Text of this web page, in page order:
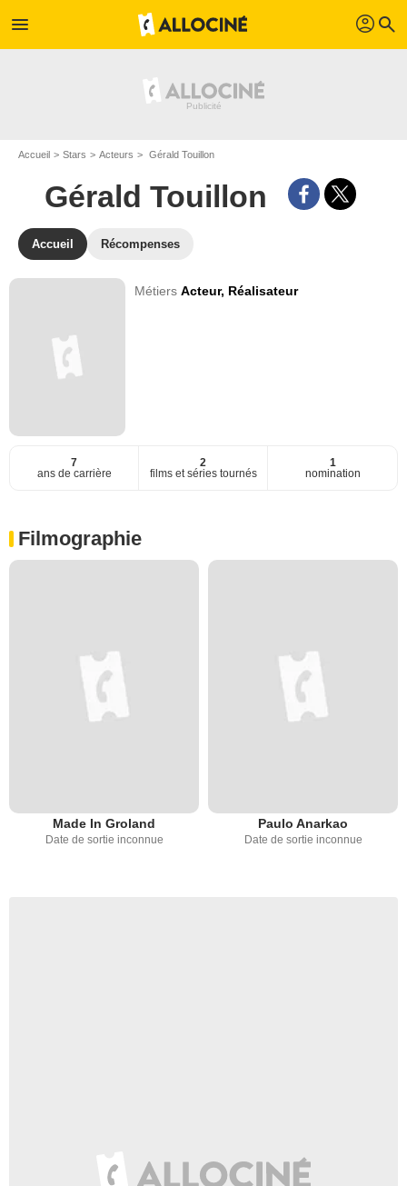
menu profil search
Accueil Stars Acteurs Gérald Touillon
Gérald Touillon
Accueil Récompenses
MétiersActeur, Réalisateur
7
ans de carrière
2
films et séries tournés
1
nomination
Filmographie
Made In Groland
Date de sortie inconnue
Paulo Anarkao
Date de sortie inconnue